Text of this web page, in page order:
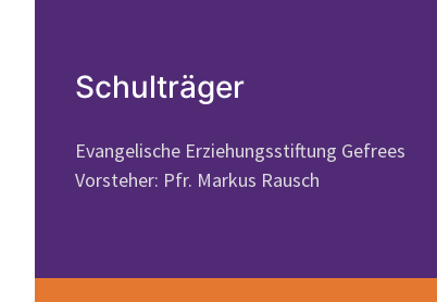
Schulträger
Evangelische Erziehungsstiftung Gefrees
Vorsteher: Pfr. Markus Rausch